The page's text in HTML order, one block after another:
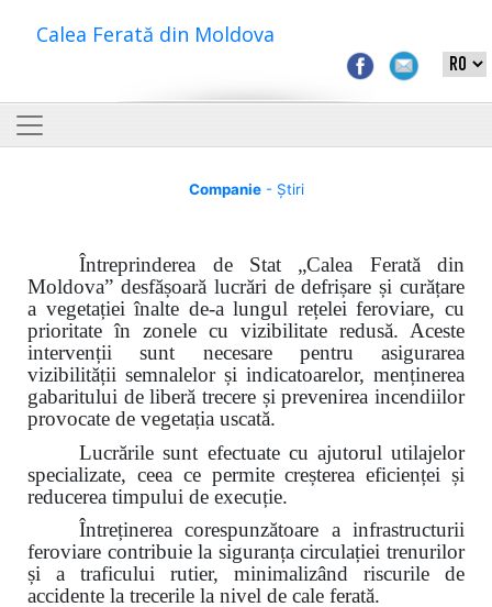
Calea Ferată din Moldova
Companie- Știri
Întreprinderea de Stat „Calea Ferată din
Moldova” desfășoară lucrări de defrișare și curățare
a vegetației înalte de-a lungul rețelei feroviare, cu
prioritate în zonele cu vizibilitate redusă. Aceste
intervenții sunt necesare pentru asigurarea
vizibilității semnalelor și indicatoarelor, menținerea
gabaritului de liberă trecere și prevenirea incendiilor
provocate de vegetația uscată.
Lucrările sunt efectuate cu ajutorul utilajelor
specializate, ceea ce permite creșterea eficienței și
reducerea timpului de execuție.
Întreținerea corespunzătoare a infrastructurii
feroviare contribuie la siguranța circulației trenurilor
și a traficului rutier, minimalizând riscurile de
accidente la trecerile la nivel de cale ferată.